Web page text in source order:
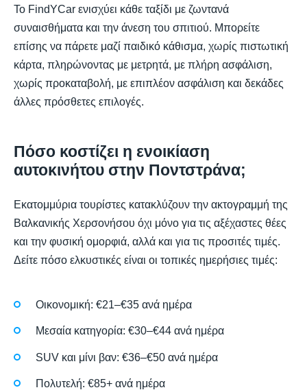
Το FindYCar ενισχύει κάθε ταξίδι με ζωντανά
συναισθήματα και την άνεση του σπιτιού. Μπορείτε
επίσης να πάρετε μαζί παιδικό κάθισμα, χωρίς πιστωτική
κάρτα, πληρώνοντας με μετρητά, με πλήρη ασφάλιση,
χωρίς προκαταβολή, με επιπλέον ασφάλιση και δεκάδες
άλλες πρόσθετες επιλογές.
Πόσο κοστίζει η ενοικίαση
αυτοκινήτου στην Ποντστράνα;
Εκατομμύρια τουρίστες κατακλύζουν την ακτογραμμή της
Βαλκανικής Χερσονήσου όχι μόνο για τις αξέχαστες θέες
και την φυσική ομορφιά, αλλά και για τις προσιτές τιμές.
Δείτε πόσο ελκυστικές είναι οι τοπικές ημερήσιες τιμές:
Οικονομική: €21–€35 ανά ημέρα
Μεσαία κατηγορία: €30–€44 ανά ημέρα
SUV και μίνι βαν: €36–€50 ανά ημέρα
Πολυτελή: €85+ ανά ημέρα